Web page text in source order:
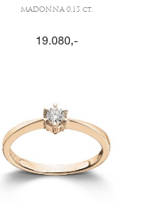
MADONNA 0,15 ct.
19.080,-